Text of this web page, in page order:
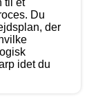
til et
Du
der
idet du